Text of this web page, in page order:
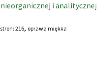
i analitycznej
stron: 216, oprawa miękka